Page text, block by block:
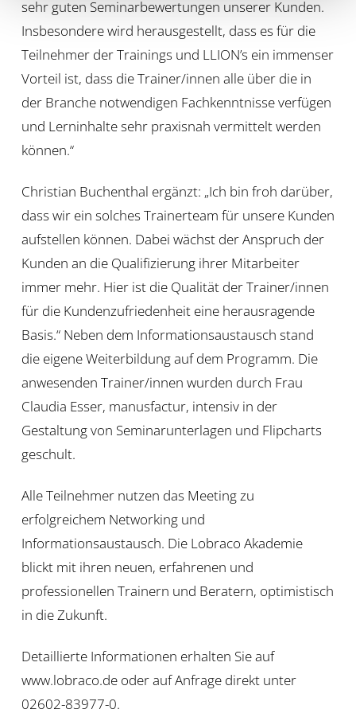
sehr guten Seminarbewertungen unserer Kunden.
Insbesondere wird herausgestellt, dass es für die
Teilnehmer der Trainings und LLION’s ein immenser
Vorteil ist, dass die Trainer/innen alle über die in
der Branche notwendigen Fachkenntnisse verfügen
und Lerninhalte sehr praxisnah vermittelt werden
können.“
Christian Buchenthal ergänzt: „Ich bin froh darüber,
dass wir ein solches Trainerteam für unsere Kunden
aufstellen können. Dabei wächst der Anspruch der
Kunden an die Qualifizierung ihrer Mitarbeiter
immer mehr. Hier ist die Qualität der Trainer/innen
für die Kundenzufriedenheit eine herausragende
Basis.“ Neben dem Informationsaustausch stand
die eigene Weiterbildung auf dem Programm. Die
anwesenden Trainer/innen wurden durch Frau
Claudia Esser, manusfactur, intensiv in der
Gestaltung von Seminarunterlagen und Flipcharts
geschult.
Alle Teilnehmer nutzen das Meeting zu
erfolgreichem Networking und
Informationsaustausch. Die Lobraco Akademie
blickt mit ihren neuen, erfahrenen und
professionellen Trainern und Beratern, optimistisch
in die Zukunft.
Detaillierte Informationen erhalten Sie auf
www.lobraco.de oder auf Anfrage direkt unter
02602-83977-0.